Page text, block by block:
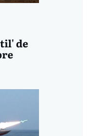
de